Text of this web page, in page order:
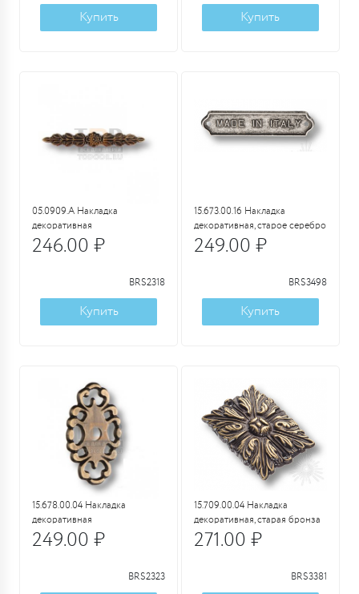
Купить Купить
05.0909.A Накладка
декоративная
246.00 ₽
BRS2318
Купить
15.673.00.16 Накладка
декоративная, старое серебро
249.00 ₽
BRS3498
Купить
15.678.00.04 Накладка
декоративная
249.00 ₽
BRS2323
15.709.00.04 Накладка
декоративная, старая бронза
271.00 ₽
BRS3381